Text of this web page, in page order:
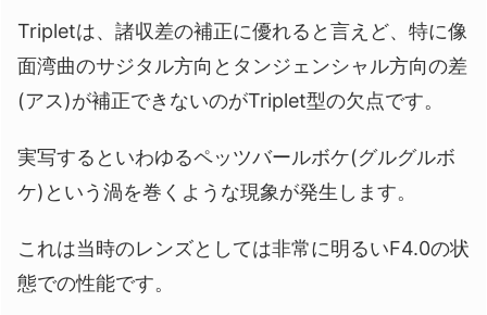
Tripletは、諸収差の補正に優れると言えど、特に像
面湾曲のサジタル方向とタンジェンシャル方向の差
(アス)が補正できないのがTriplet型の欠点です。
実写するといわゆるペッツバールボケ(グルグルボ
ケ)という渦を巻くような現象が発生します。
これは当時のレンズとしては非常に明るいF4.0の状
態での性能です。